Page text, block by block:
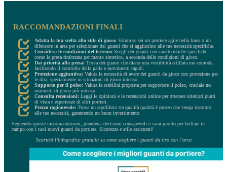
RACCOMANDAZIONI FINALI
Adatta la tua scelta allo stile di gioco: Valuta se sei un portiere agile nella linea o un
difensore in area per selezionare dei guanti che si aggiustino alle tue necessità specifiche.
Considera le condizioni del terreno: Scegli dei guanti con caratteristiche specifiche,
come la presa rinforzata per manto sintetico, a seconda delle condizioni di gioco.
Dai priorità alla presa: Trova dei guanti che diano una vestibilità attillata ma comoda,
facilitando il controllo della palla e movimenti rapidi.
Protezione aggiuntiva: Valuta la necessità di avere dei guanti da gioco con protezione per
le dita, specialmente in situazioni di gioco intenso.
Supporto per il polso: Valuta la stabilità proposta per supportare il polso, cruciale nei
momenti di gioco più intenso.
Consulta recensioni: Leggi le opinioni e le recensioni online per ottenere ulteriori punti
di vista e esperienze di altri portieri.
Prezzo ragionevole: Trova un equilibrio tra qualità qualità è prezzo che venga incontro
alle tue necessità, garantendo un buon investimento.
Seguendo queste raccomandazioni, prenderai decisioni consapevoli e sarai pronto per brillare in
campo con i tuoi nuovi guanti da portiere. Sicurezza e stile assicurati!
Scarichi l’infografica gratuita su come scegliere i guanti da tiro con l’arco